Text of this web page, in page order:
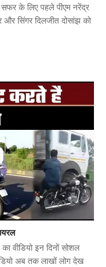
के लिए पहले पीएम नरेंद्र
और सिंगर दिलजीत दोसांझ को
वीडियो इन दिनों सोशल
अब तक लाखों लोग देख